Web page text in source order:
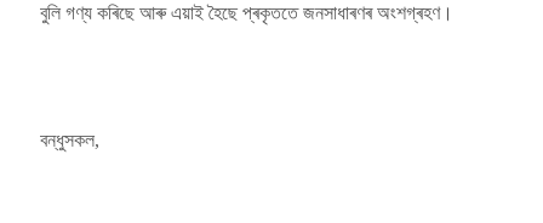
বুলি গণ্য কৰিছে আৰু এয়াই হৈছে প্ৰকৃততে জনসাধাৰণৰ অংশগ্ৰহণ।
বন্ধুসকল,